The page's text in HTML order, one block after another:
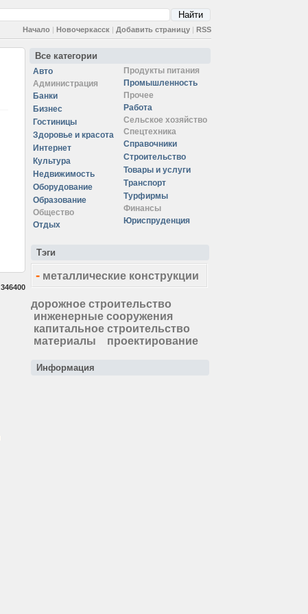
Начало | Новочеркасск | Добавить страницу | RSS
346400
Все категории
Авто
Администрация
Банки
Бизнес
Гостиницы
Здоровье и красота
Интернет
Культура
Недвижимость
Оборудование
Образование
Общество
Отдых
Продукты питания
Промышленность
Прочее
Работа
Сельское хозяйство
Спецтехника
Справочники
Строительство
Товары и услуги
Транспорт
Турфирмы
Финансы
Юриспруденция
Тэги
- металлические конструкции
дорожное строительство
инженерные сооружения
капитальное строительство
материалы
проектирование
Информация